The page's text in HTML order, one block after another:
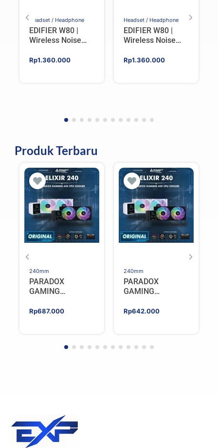
Headset / Headphone
EDIFIER W80 |
Wireless Noise
ear Headphones –
Rp1.360.000
Headset / Headphone
EDIFIER W80 |
Wireless Noise
ear Headphones –
Rp1.360.000
Produk Terbaru
240mm
PARADOX
GAMING
ELIXIR 240 – AIO
Rp687.000
240mm
PARADOX
GAMING
ELIXIR 240 – AIO
Rp642.000